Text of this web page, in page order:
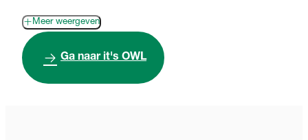
Meer weergeven
Ga naar it's OWL